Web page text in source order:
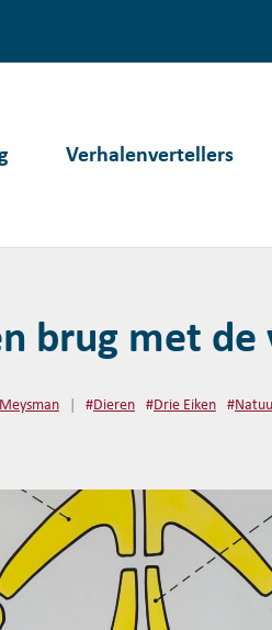
Verhalenvertellers
brug met de
#Dieren #Drie Eiken #